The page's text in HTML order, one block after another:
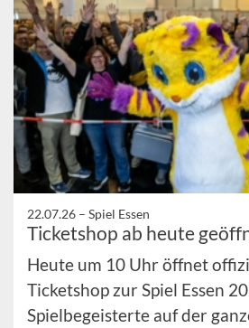
22.07.26 – Spiel Essen
Ticketshop ab heute
Heute um 10 Uhr öffnet
Ticketshop zur Spiel Essen
Spielbegeisterte auf der